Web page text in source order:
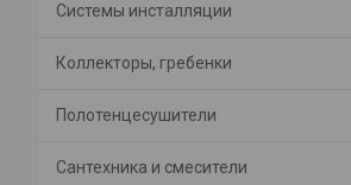
Системы инсталляции
Коллекторы, гребенки
Полотенцесушители
Сантехника и смесители